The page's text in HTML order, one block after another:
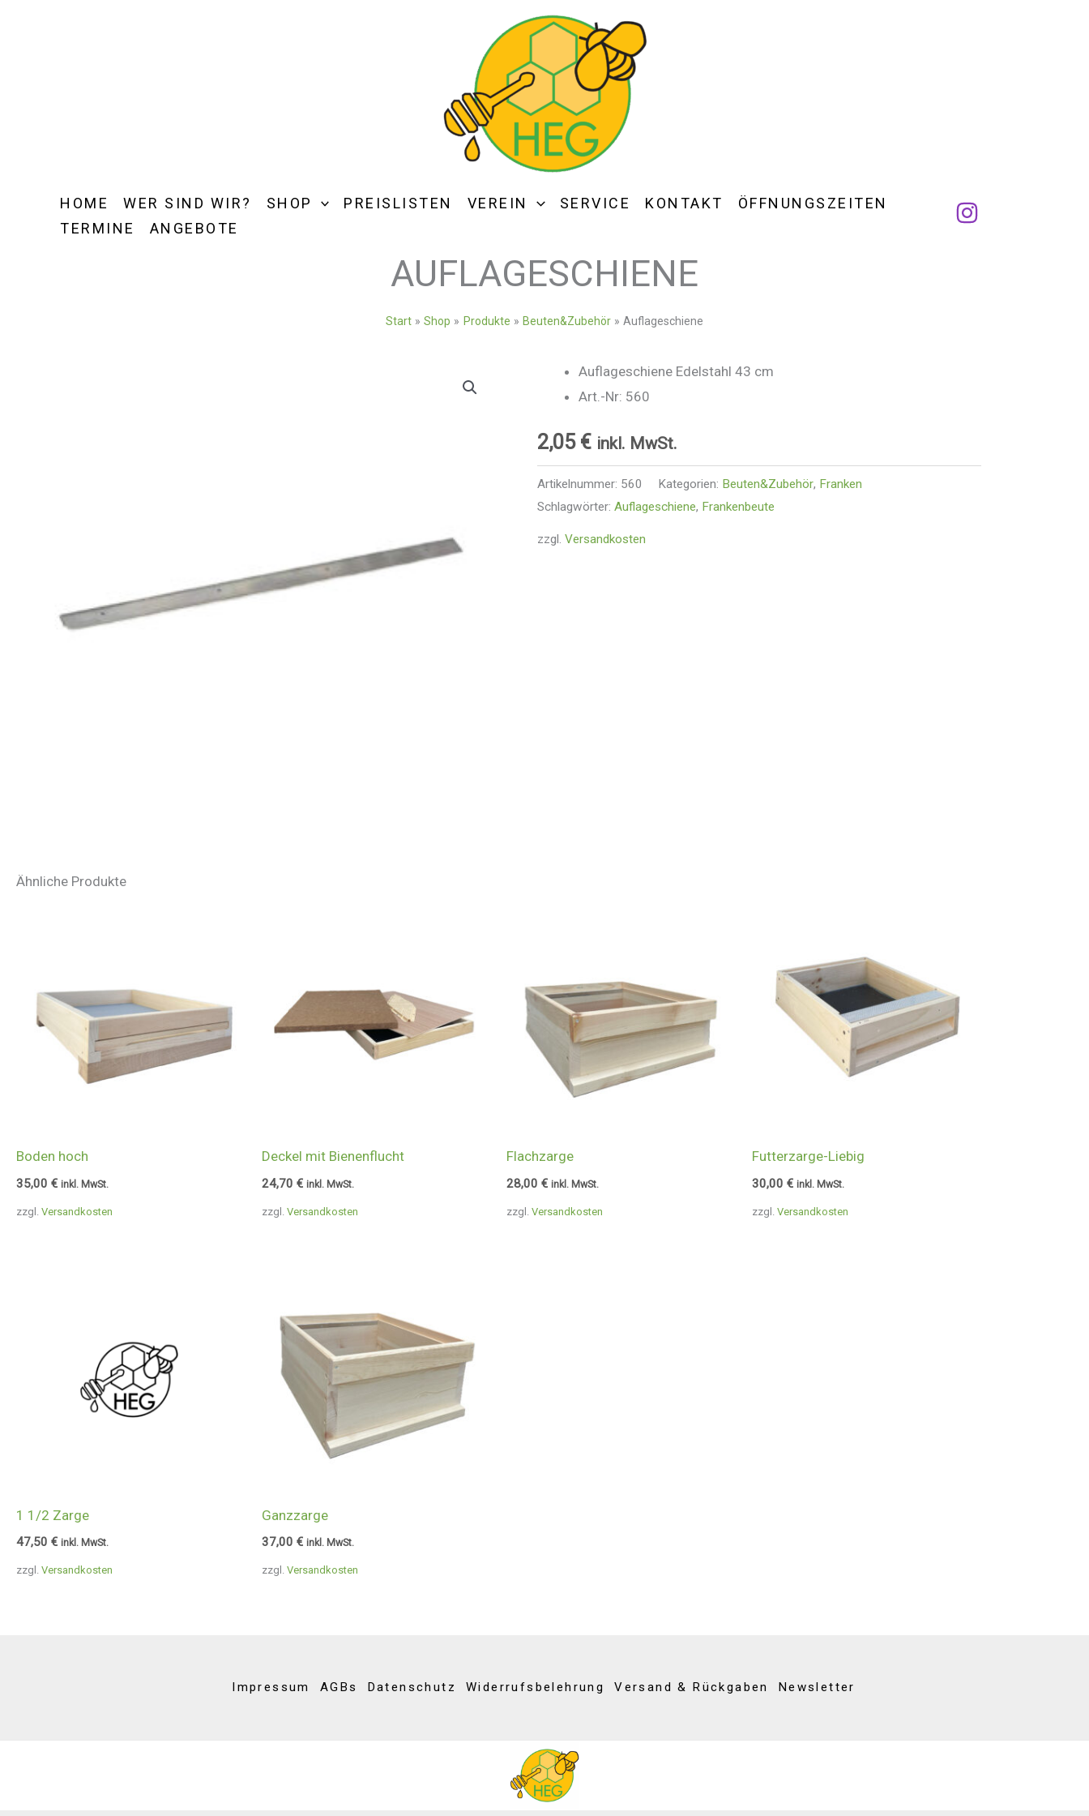
HOME WER SIND WIR? SHOP PREISLISTEN VEREIN SERVICE KONTAKT
ÖFFNUNGSZEITEN
TERMINE
ANGEBOTE
AUFLAGESCHIENE
Start Shop Produkte Beuten&Zubehör Auflageschiene
Auflageschiene Edelstahl 43 cm
Art.-Nr: 560
2,05 € inkl. MwSt.
Artikelnummer: 560 Kategorien: Beuten&Zubehör, Franken
Schlagwörter: Auflageschiene, Frankenbeute
zzgl. Versandkosten
Ähnliche Produkte
zzgl. Versandkosten
Boden hoch
35,00 € inkl. MwSt.
zzgl. Versandkosten
Deckel mit Bienenflucht
24,70 € inkl. MwSt.
zzgl.Versandkosten
Flachzarge
28,00€ inkl. MwSt.
zzgl. Versandkosten
Futterzarge-Liebig
30,00 € inkl. MwSt.
zzgl. Versandkosten
1 1/2 Zarge
47,50 € inkl. MwSt.
zzgl. Versandkosten
Ganzzarge
37,00 € inkl. MwSt.
Impressum AGBs Datenschutz Widerrufsbelehrung Versand & Rückgaben Newsletter